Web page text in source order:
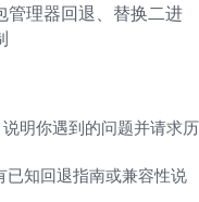
管理器回退、替换二进
明你遇到的问题并请求历
知回退指南或兼容性说